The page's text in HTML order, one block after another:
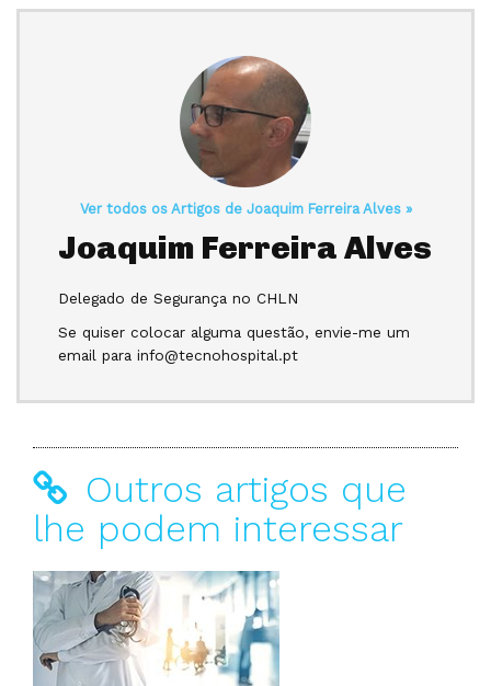
Ver todos os Artigos de Joaquim Ferreira Alves »
Joaquim Ferreira Alves
Delegado de Segurança no CHLN
Se quiser colocar alguma questão, envie-me um
email para info@tecnohospital.pt
Outros artigos que
lhe podem interessar